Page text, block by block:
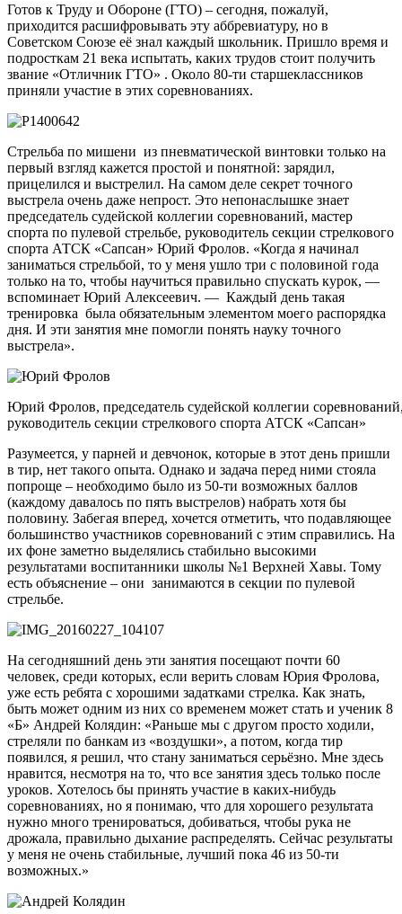
Готов к Труду и Обороне (ГТО) – сегодня, пожалуй,
приходится расшифровывать эту аббревиатуру, но в
Советском Союзе её знал каждый школьник. Пришло время и
подросткам 21 века испытать, каких трудов стоит получить
звание «Отличник ГТО» . Около 80-ти старшеклассников
приняли участие в этих соревнованиях.
Стрельба по мишени из пневматической винтовки только на
первый взгляд кажется простой и понятной: зарядил,
прицелился и выстрелил. На самом деле секрет точного
выстрела очень даже непрост. Это непонаслышке знает
председатель судейской коллегии соревнований, мастер
спорта по пулевой стрельбе, руководитель секции стрелкового
спорта АТСК «Сапсан» Юрий Фролов. «Когда я начинал
заниматься стрельбой, то у меня ушло три с половиной года
только на то, чтобы научиться правильно спускать курок, —
вспоминает Юрий Алексеевич. — Каждый день такая
тренировка была обязательным элементом моего распорядка
дня. И эти занятия мне помогли понять науку точного
выстрела».
Юрий Фролов, председатель судейской коллегии
руководитель секции стрелкового спорта АТСК «Сапсан»
Разумеется, у парней и девчонок, которые в этот день пришли
в тир, нет такого опыта. Однако и задача перед ними стояла
попроще – необходимо было из 50-ти возможных баллов
(каждому давалось по пять выстрелов) набрать хотя бы
половину. Забегая вперед, хочется отметить, что подавляющее
большинство участников соревнований с этим справились. На
их фоне заметно выделялись стабильно высокими
результатами воспитанники школы №1 Верхней Хавы. Тому
есть объяснение – они занимаются в секции по пулевой
стрельбе.
На сегодняшний день эти занятия посещают почти 60
человек, среди которых, если верить словам Юрия Фролова,
уже есть ребята с хорошими задатками стрелка. Как знать,
быть может одним из них со временем может стать и ученик 8
«Б» Андрей Колядин: «Раньше мы с другом просто ходили,
стреляли по банкам из «воздушки», а потом, когда тир
появился, я решил, что стану заниматься серьёзно. Мне здесь
нравится, несмотря на то, что все занятия здесь только после
уроков. Хотелось бы принять участие в каких-нибудь
соревнованиях, но я понимаю, что для хорошего результата
нужно много тренироваться, добиваться, чтобы рука не
дрожала, правильно дыхание распределять. Сейчас результаты
у меня не очень стабильные, лучший пока 46 из 50-ти
возможных.»